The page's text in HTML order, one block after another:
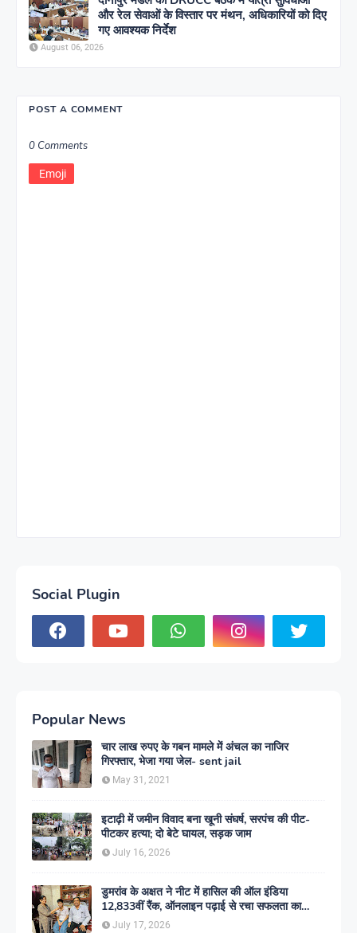
और रेल सेवाओं के विस्तार पर मंथन, अधिकारियों को दिए
गए आवश्यक निर्देश
August 06, 2026
POST A COMMENT
0 Comments
Emoji
Social Plugin
Popular News
चार लाख रुपए के गबन मामले में अंचल का नाजिर
गिरफ्तार, भेजा गया जेल- sent jail
May 31, 2021
इटाढ़ी में जमीन विवाद बना खूनी संघर्ष, सरपंच की पीट-
पीटकर हत्या; दो बेटे घायल, सड़क जाम
July 16, 2026
डुमरांव के अक्षत ने नीट में हासिल की ऑल इंडिया
12,833वीं रैंक, ऑनलाइन पढ़ाई से रचा सफलता का
इतिहास
July 17, 2026